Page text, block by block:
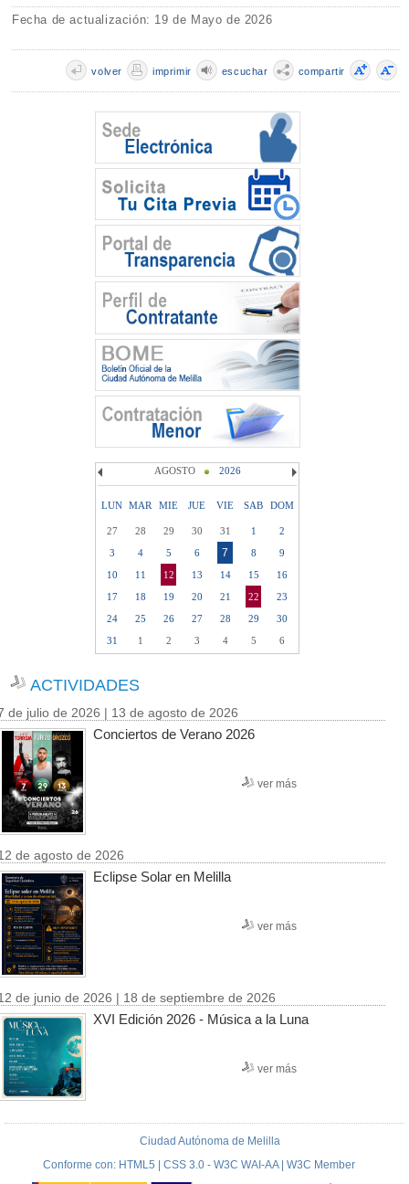
Fecha de actualización: 19 de Mayo de 2026
compartir
escuchar
imprimir
volver
AGOSTO 2026
LUN MAR MIE JUE VIE SAB DOM
27 28 29 30 31 1
2
3
4 5 6 7 8
9
10
11 12 13 14 15
16
17
18 19 20 21 22
23
24
25 26 27 28 29
30
31
1 2 3 4 5 6
ACTIVIDADES
de julio de 2026 | 13 de agosto de 2026
Conciertos de Verano 2026
ver más
de agosto de 2026
Eclipse Solar en Melilla
ver más
de junio de 2026 | 18 de septiembre de 2026
XVI Edición 2026 - Música a la Luna
ver más
Ciudad Autónoma de Melilla
Conforme con: HTML5 | CSS 3.0 - W3C WAI-AA | W3C Member